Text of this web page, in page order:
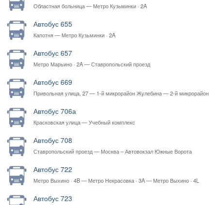
Областная больница — Метро Кузьминки · 2A
Автобус 655
Капотня — Метро Кузьминки · 2A
Автобус 657
Метро Марьино · 2A — Ставропольский проезд
Автобус 669
Привольная улица, 27 — 1-й микрорайон Жулебина — 2-й микрорайон
Автобус 706а
Красковская улица — Учебный комплекс
Автобус 708
Ставропольский проезд — Москва – Автовокзал Южные Ворота
Автобус 722
Метро Выхино · 4B — Метро Некрасовка · 3A — Метро Выхино · 4L
Автобус 723